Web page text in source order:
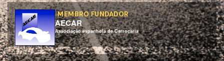
MEMBRO FUNDADOR
AECAR
Associação espanhola de Carroçaria